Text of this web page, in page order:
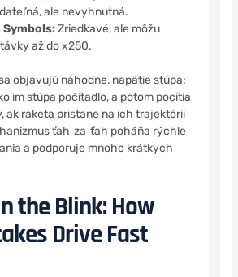
ale nevyhnutná.
Zriedkavé, ale môžu
až do x250.
objavujú náhodne, napätie stúpa:
im stúpa počítadlo, a potom pocítia
ak raketa pristane na ich trajektórii
ťah‑za‑ťah poháňa rýchle
a podporuje mnoho krátkych
the Blink: How
Drive Fast